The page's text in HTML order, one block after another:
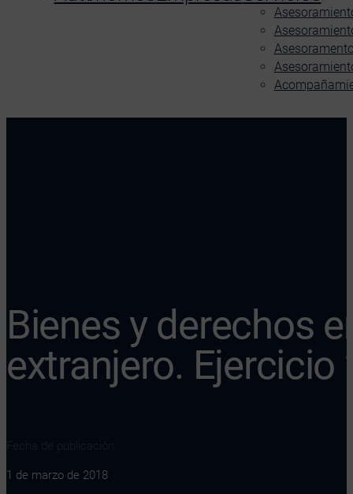
Bienes y derechos
extranjero. Ejercicio
1 de marzo de 2018